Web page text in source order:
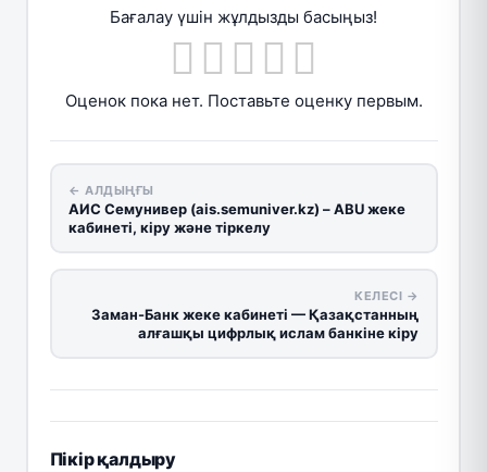
Бағалау үшін жұлдызды басыңыз!
Оценок пока нет. Поставьте оценку первым.
← АЛДЫҢҒЫ
АИС Семунивер (ais.semuniver.kz) – ABU жеке
кабинеті, кіру және тіркелу
КЕЛЕСІ →
Заман-Банк жеке кабинеті — Қазақстанның
алғашқы цифрлық ислам банкіне кіру
Пікір қалдыру